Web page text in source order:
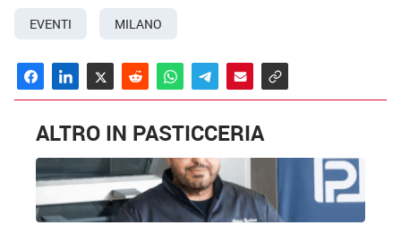
EVENTI MILANO
ALTRO IN PASTICCERIA